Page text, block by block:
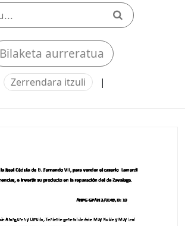
Bilaketa aurreratua
Zerrendara itzuli |